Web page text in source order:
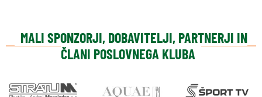
MALI SPONZORJI, DOBAVITELJI, PARTNERJI IN
ČLANI POSLOVNEGA KLUBA